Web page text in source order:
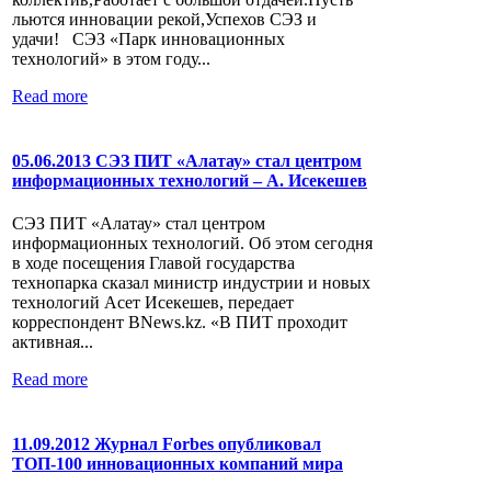
льются инновации рекой,Успехов СЭЗ и
удачи! СЭЗ «Парк инновационных
технологий» в этом году...
Read more
05.06.2013 СЭЗ ПИТ «Алатау» стал центром
информационных технологий – А. Исекешев
СЭЗ ПИТ «Алатау» стал центром
информационных технологий. Об этом сегодня
в ходе посещения Главой государства
технопарка сказал министр индустрии и новых
технологий Асет Исекешев, передает
корреспондент BNews.kz. «В ПИТ проходит
активная...
Read more
11.09.2012 Журнал Forbes опубликовал
ТОП-100 инновационных компаний мира